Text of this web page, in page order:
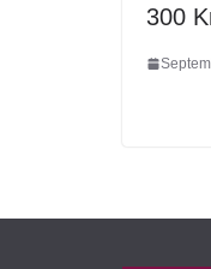
300